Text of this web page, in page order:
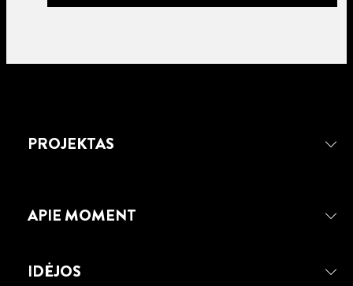
PROJEKTAS
APIE MOMENT
IDĖJOS